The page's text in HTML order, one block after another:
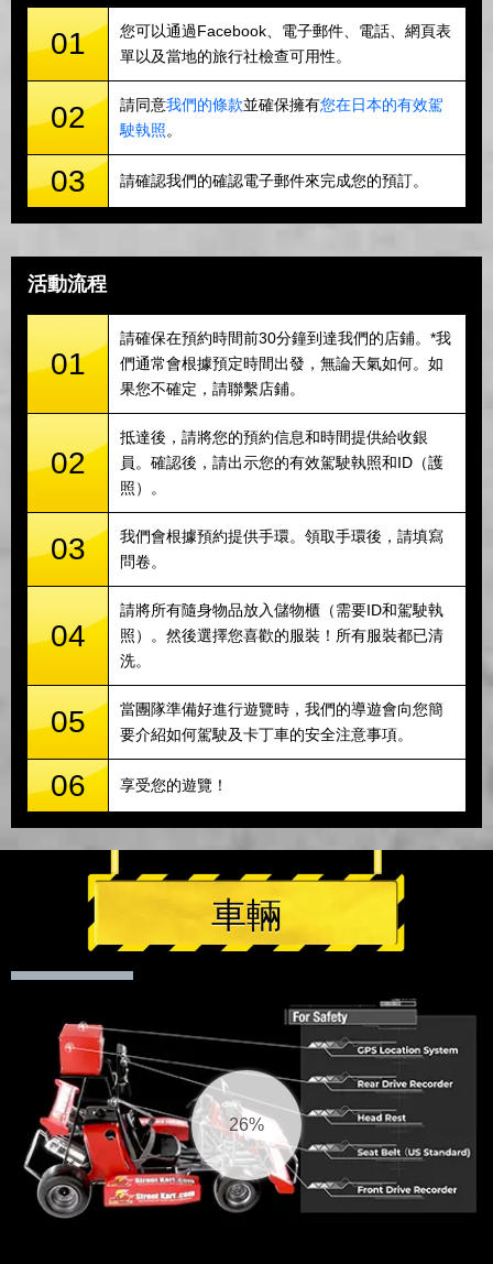
01
您可以通過Facebook、電子郵件、電話、網頁表
單以及當地的旅行社檢查可用性。
02 請同意我們的條款並確保擁有您在日本的有效駕
駛執照。
03 請確認我們的確認電子郵件來完成您的預訂。
活動流程
01
請確保在預約時間前30分鐘到達我們的店鋪。*我
們通常會根據預定時間出發，無論天氣如何。如
果您不確定，請聯繫店鋪。
02
抵達後，請將您的預約信息和時間提供給收銀
員。確認後，請出示您的有效駕駛執照和ID（護
照）。
03
我們會根據預約提供手環。領取手環後，請填寫
問卷。
04
請將所有隨身物品放入儲物櫃（需要ID和駕駛執
照）。然後選擇您喜歡的服裝！所有服裝都已清
洗。
05
當團隊準備好進行遊覽時，我們的導遊會向您簡
要介紹如何駕駛及卡丁車的安全注意事項。
06 享受您的遊覽！
車輛
28%